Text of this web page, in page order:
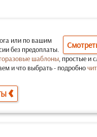
или по вашим
без предоплаты.
шаблоны, простые и
и что выбрать - подробно